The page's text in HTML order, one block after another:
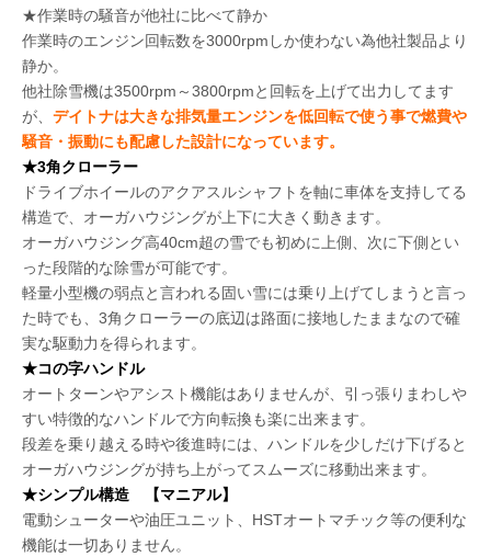
★作業時の騒音が他社に比べて静か
作業時のエンジン回転数を3000rpmしか使わない為他社製品より
静か。
他社除雪機は3500rpm～3800rpmと回転を上げて出力してます
が、 デイトナは大きな排気量エンジンを低回転で使う事で燃費や
騒音・振動にも配慮した設計になっています。
★3角クローラー
ドライブホイールのアクアスルシャフトを軸に車体を支持してる
構造で、オーガハウジングが上下に大きく動きます。
オーガハウジング高40cm超の雪でも初めに上側、次に下側とい
った段階的な除雪が可能です。
軽量小型機の弱点と言われる固い雪には乗り上げてしまうと言っ
た時でも、3角クローラーの底辺は路面に接地したままなので確
実な駆動力を得られます。
★コの字ハンドル
オートターンやアシスト機能はありませんが、引っ張りまわしや
すい特徴的なハンドルで方向転換も楽に出来ます。
段差を乗り越える時や後進時には、ハンドルを少しだけ下げると
オーガハウジングが持ち上がってスムーズに移動出来ます。
★シンプル構造 【マニアル】
電動シューターや油圧ユニット、HSTオートマチック等の便利な
機能は一切ありません。